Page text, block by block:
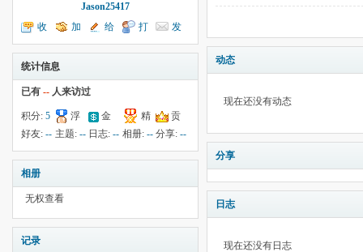
Jason25417
收
听TA
加
为好友
给
我留言
打
个招呼
发
送消息
统计信息
已有 -- 人来访过
积分: 5
浮
云:25
金
钱:105
精
华:--
贡
献:--
好友: -- 主题: -- 日志:-- 相册: -- 分享:--
相册
无权查看
记录
动态
现在还没有动态
分享
日志
现在还没有日志